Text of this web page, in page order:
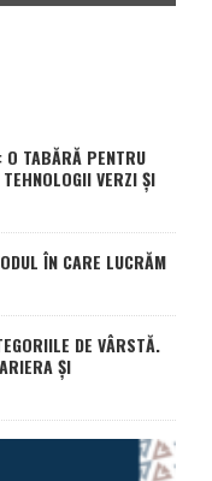
O TABĂRĂ PENTRU
VERZI ȘI
ÎN CARE LUCRĂM
DE VÂRSTĂ.
ȘI